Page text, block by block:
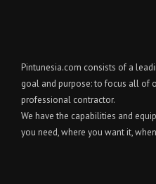
Pintunesia.com consists of a
goal and purpose: to focus all of
professional contractor.
We have the capabilities and
you need, where you want it,